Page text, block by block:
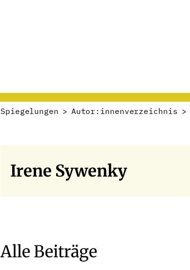
Spiegelungen > Autor:innenverzeichnis >
Irene Sywenky
Alle Beiträge